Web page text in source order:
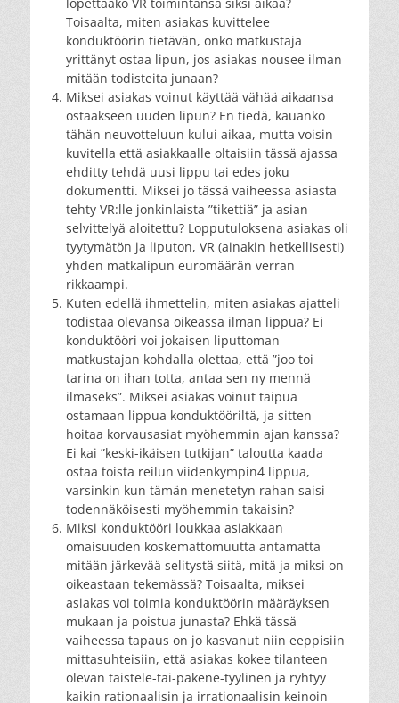
Toisaalta, miten asiakas kuvittelee
konduktöörin tietävän, onko matkustaja
yrittänyt ostaa lipun, jos asiakas nousee ilman
mitään todisteita junaan?
Miksei asiakas voinut käyttää vähää aikaansa
ostaakseen uuden lipun? En tiedä, kauanko
tähän neuvotteluun kului aikaa, mutta voisin
kuvitella että asiakkaalle oltaisiin tässä ajassa
ehditty tehdä uusi lippu tai edes joku
dokumentti. Miksei jo tässä vaiheessa asiasta
tehty VR:lle jonkinlaista ”tikettiä” ja asian
selvittelyä aloitettu? Lopputuloksena asiakas oli
tyytymätön ja liputon, VR (ainakin hetkellisesti)
yhden matkalipun euromäärän verran
rikkaampi.
Kuten edellä ihmettelin, miten asiakas ajatteli
todistaa olevansa oikeassa ilman lippua? Ei
konduktööri voi jokaisen liputtoman
matkustajan kohdalla olettaa, että ”joo toi
tarina on ihan totta, antaa sen ny mennä
ilmaseks”. Miksei asiakas voinut taipua
ostamaan lippua konduktööriltä, ja sitten
hoitaa korvausasiat myöhemmin ajan kanssa?
Ei kai ”keski-ikäisen tutkijan” taloutta kaada
ostaa toista reilun viidenkympin4 lippua,
varsinkin kun tämän menetetyn rahan saisi
todennäköisesti myöhemmin takaisin?
Miksi konduktööri loukkaa asiakkaan
omaisuuden koskemattomuutta antamatta
mitään järkevää selitystä siitä, mitä ja miksi on
oikeastaan tekemässä? Toisaalta, miksei
asiakas voi toimia konduktöörin määräyksen
mukaan ja poistua junasta? Ehkä tässä
vaiheessa tapaus on jo kasvanut niin eeppisiin
mittasuhteisiin, että asiakas kokee tilanteen
olevan taistele-tai-pakene-tyylinen ja ryhtyy
kaikin rationaalisin ja irrationaalisin keinoin